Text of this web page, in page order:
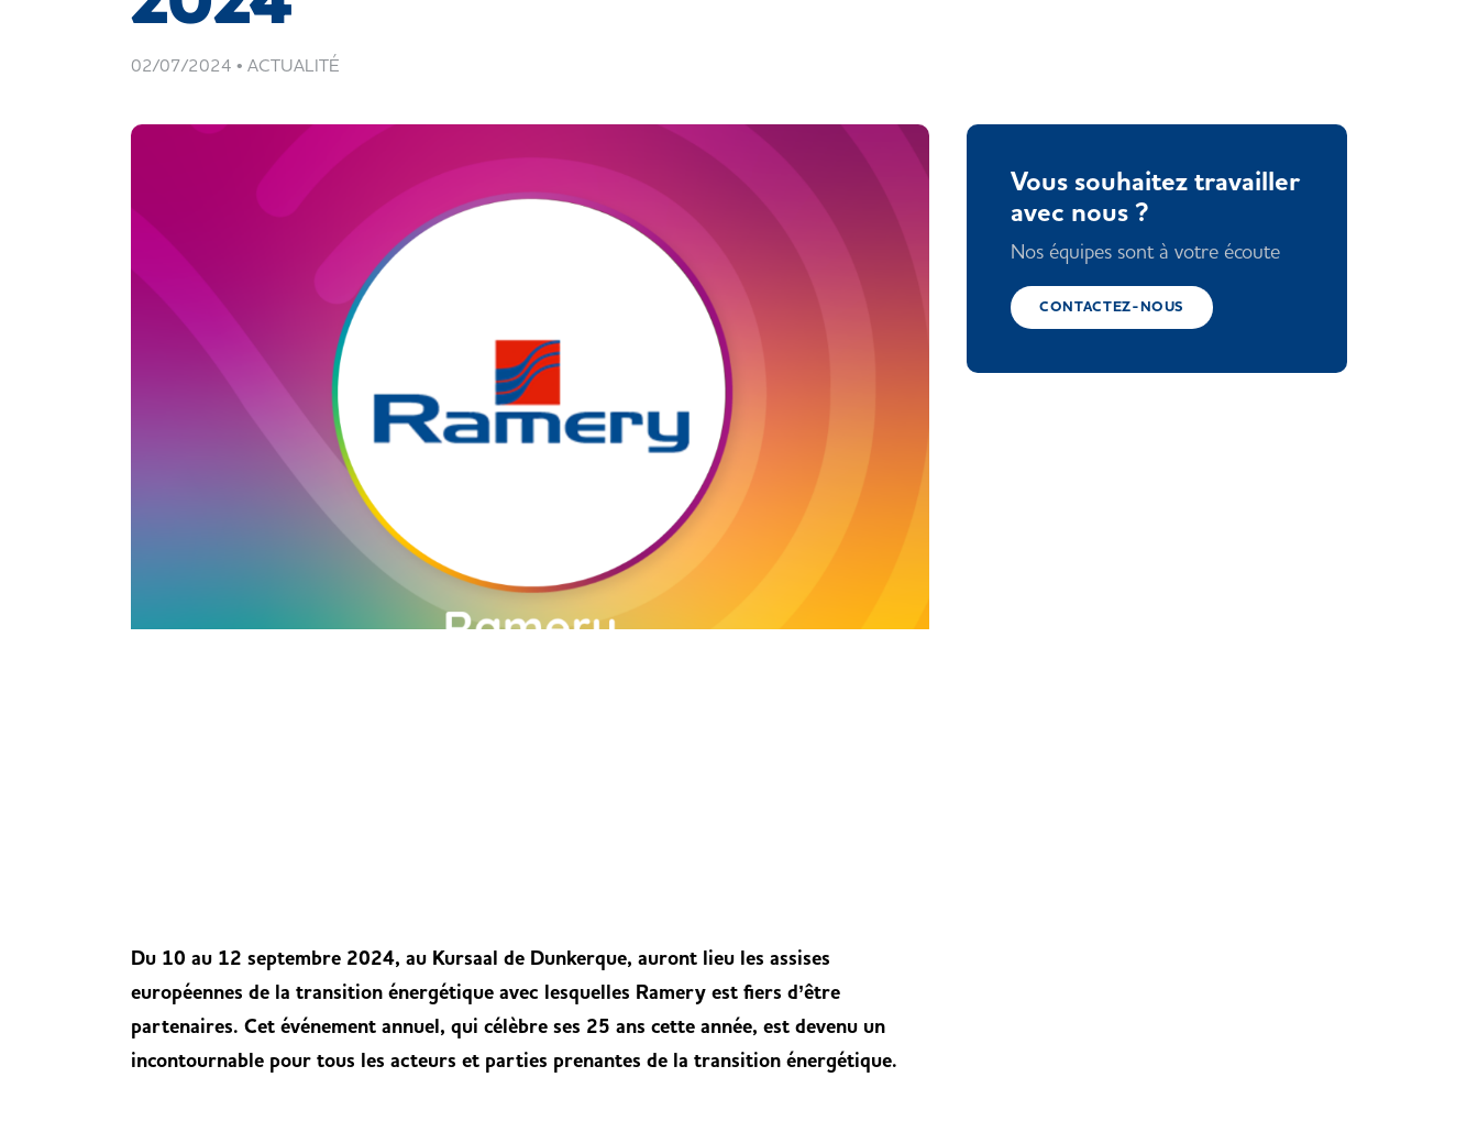
02/07/2024 • ACTUALITÉ
Du 10 au 12 septembre 2024, au Kursaal de Dunkerque, auront lieu les assises
européennes de la transition énergétique avec lesquelles Ramery est fiers d’être
partenaires. Cet événement annuel, qui célèbre ses 25 ans cette année, est devenu un
incontournable pour tous les acteurs et parties prenantes de la transition énergétique.
Vous souhaitez travailler
avec nous ?
Nos équipes sont à votre écoute
CONTACTEZ-NOUS